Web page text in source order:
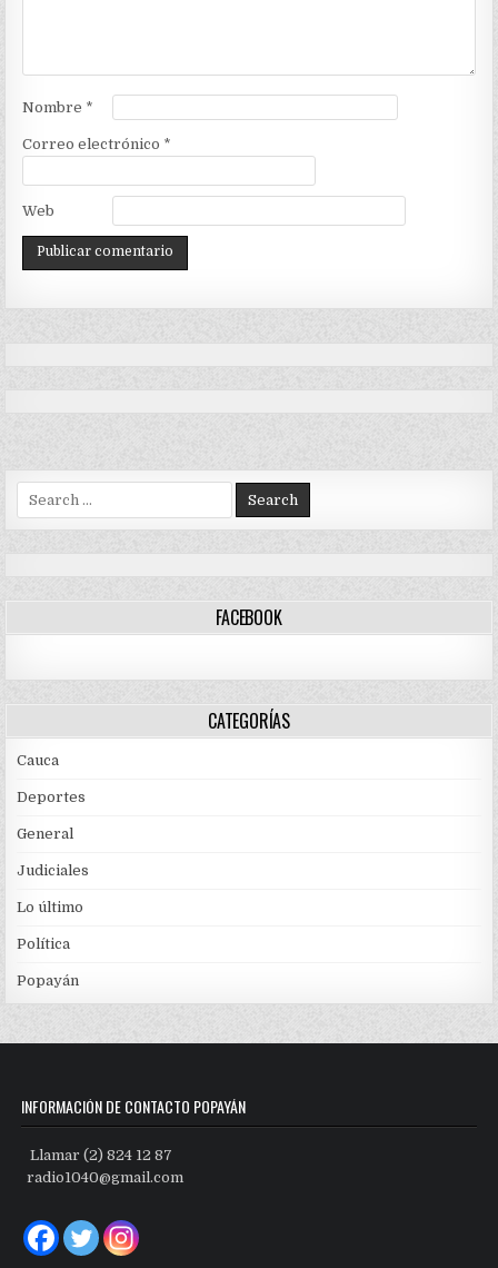
Nombre *
Correo electrónico *
Web
Search
for:
FACEBOOK
CATEGORÍAS
Cauca
Deportes
General
Judiciales
Lo último
Política
Popayán
INFORMACIÓN DE CONTACTO POPAYÁN
Llamar (2) 824 12 87
radio1040@gmail.com